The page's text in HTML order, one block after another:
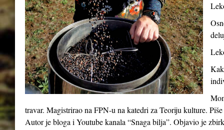
travar. Magistrirao na FPN-u na katedri za Teoriju kulture.
Autor je bloga i Youtube kanala “Snaga bilja”. Objavio je